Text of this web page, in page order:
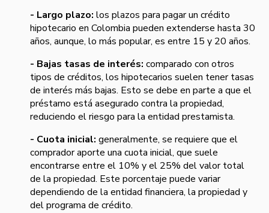
- Largo plazo: los plazos para pagar un crédito
hipotecario en Colombia pueden extenderse hasta 30
años, aunque, lo más popular, es entre 15 y 20 años.
- Bajas tasas de interés: comparado con otros
tipos de créditos, los hipotecarios suelen tener tasas
de interés más bajas. Esto se debe en parte a que el
préstamo está asegurado contra la propiedad,
reduciendo el riesgo para la entidad prestamista.
- Cuota inicial: generalmente, se requiere que el
comprador aporte una cuota inicial, que suele
encontrarse entre el 10% y el 25% del valor total
de la propiedad. Este porcentaje puede variar
dependiendo de la entidad financiera, la propiedad y
del programa de crédito.